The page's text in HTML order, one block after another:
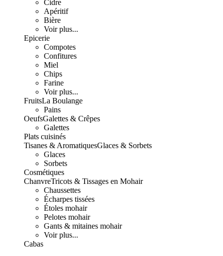
Cidre
Apéritif
Bière
Voir plus...
Epicerie
Compotes
Confitures
Miel
Chips
Farine
Voir plus...
FruitsLa Boulange
Pains
OeufsGalettes & Crêpes
Galettes
Plats cuisinés
Tisanes & AromatiquesGlaces & Sorbets
Glaces
Sorbets
Cosmétiques
ChanvreTricots & Tissages en Mohair
Chaussettes
Écharpes tissées
Étoles mohair
Pelotes mohair
Gants & mitaines mohair
Voir plus...
Cabas